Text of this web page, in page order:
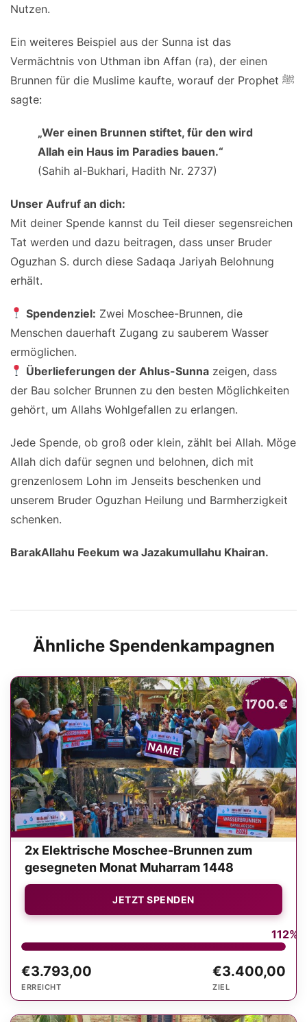
Nutzen.
Ein weiteres Beispiel aus der Sunna ist das
Vermächtnis von Uthman ibn Affan (ra), der einen
Brunnen für die Muslime kaufte, worauf der Prophet ﷺ
sagte:
„Wer einen Brunnen stiftet, für den wird
Allah ein Haus im Paradies bauen.“
(Sahih al-Bukhari, Hadith Nr. 2737)
Unser Aufruf an dich:
Mit deiner Spende kannst du Teil dieser segensreichen
Tat werden und dazu beitragen, dass unser Bruder
Oguzhan S. durch diese Sadaqa Jariyah Belohnung
erhält.
Spendenziel: Zwei Moschee-Brunnen, die
Menschen dauerhaft Zugang zu sauberem Wasser
ermöglichen.
Überlieferungen der Ahlus-Sunna zeigen, dass
der Bau solcher Brunnen zu den besten Möglichkeiten
gehört, um Allahs Wohlgefallen zu erlangen.
Jede Spende, ob groß oder klein, zählt bei Allah. Möge
Allah dich dafür segnen und belohnen, dich mit
grenzenlosem Lohn im Jenseits beschenken und
unserem Bruder Oguzhan Heilung und Barmherzigkeit
schenken.
BarakAllahu Feekum wa Jazakumullahu Khairan.
Ähnliche Spendenkampagnen
2x Elektrische Moschee-Brunnen zum
gesegneten Monat Muharram 1448
JETZT SPENDEN
112%
€3.793,00
ERREICHT
€3.400,00
ZIEL